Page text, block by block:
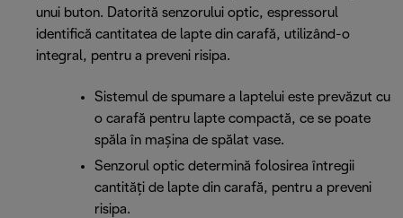
unui buton. Datorită senzorului optic, espressorul
identifică cantitatea de lapte din carafă, utilizând-o
integral, pentru a preveni risipa.
Sistemul de spumare a laptelui este prevăzut cu
o carafă pentru lapte compactă, ce se poate
spăla în mașina de spălat vase.
Senzorul optic determină folosirea întregii
cantități de lapte din carafă, pentru a preveni
risipa.